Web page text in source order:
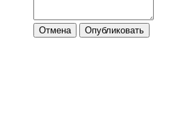
Отмена Опубликовать